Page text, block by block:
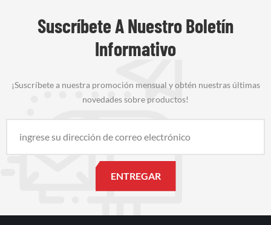
Suscríbete A Nuestro Boletín
Informativo
¡Suscríbete a nuestra promoción mensual y obtén nuestras últimas
novedades sobre productos!